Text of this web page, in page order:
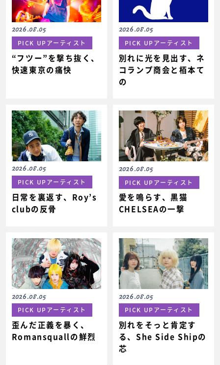
2026.08.05
PICK UPアーティスト
“フツー”を撃ち抜く、
快速東京の痛快
2026.08.05
PICK UPアーティスト
別れに光を見出す、ネ
コランプ商会と栢本て
の
2026.08.05
PICK UPアーティスト
日常を裏返す、Roy’s
clubの反骨
2026.08.05
PICK UPアーティスト
愛を鳴らす、黒猫
CHELSEAの一撃
2026.08.05
PICK UPアーティスト
歪んだ正義を暴く、
Romansquallの鮮烈
2026.08.05
PICK UPアーティスト
別れをそっと肯定す
る、She Side Shipの
芯